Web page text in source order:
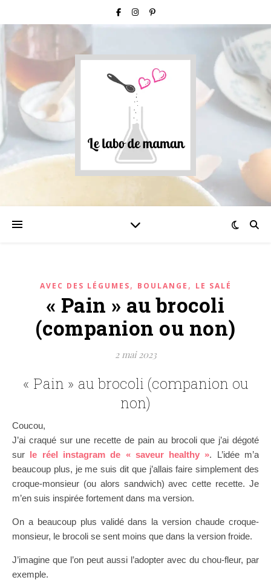
AVEC DES LÉGUMES, BOULANGE , LE SALÉ
« Pain » au brocoli
(companion ou non)
2 mai 2023
« Pain » au brocoli (companion ou
non)
Coucou,
J’ai craqué sur une recette de pain au brocoli que j’ai dégoté
sur le réel instagram de « saveur healthy ». L’idée m’a
beaucoup plus, je me suis dit que j’allais faire simplement des
croque-monsieur (ou alors sandwich) avec cette recette. Je
m’en suis inspirée fortement dans ma version.
On a beaucoup plus validé dans la version chaude croque-
monsieur, le brocoli se sent moins que dans la version froide.
J’imagine que l’on peut aussi l’adopter avec du chou-fleur, par
exemple.